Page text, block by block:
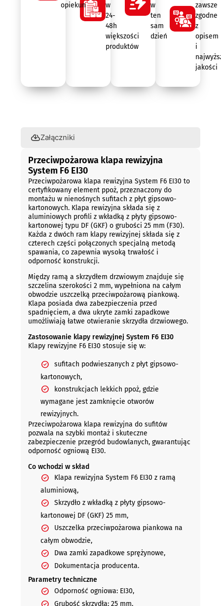
opiekun
w
24-
48h
większości
produktów
w
ten
sam
dzień
zawsze
zgodne
z
opisem
i
jakości
Załączniki
Przeciwpożarowa klapa rewizyjna
System F6 EI30
Przeciwpożarowa klapa rewizyjna System F6 EI30 to
certyfikowany element ppoż, przeznaczony do
montażu w nienośnych sufitach z płyt gipsowo-
kartonowych. Klapa rewizyjna składa się z
aluminiowych profili z wkładką z płyty gipsowo-
kartonowej typu DF (GKF) o grubości 25 mm (F30).
Każda z dwóch ram klapy rewizyjnej składa się z
czterech części połączonych specjalną metodą
spawania, co zapewnia wysoką trwałość i
odporność konstrukcji.
Między ramą a skrzydłem drzwiowym znajduje się
szczelina szerokości 2 mm, wypełniona na całym
obwodzie uszczelką przeciwpożarową piankową.
Klapa posiada dwa zabezpieczenia przed
spadnięciem, a dwa ukryte zamki zapadkowe
umożliwiają łatwe otwieranie skrzydła drzwiowego.
Zastosowanie klapy rewizyjnej System F6 EI30
Klapy rewizyjne F6 EI30 stosuje się w:
sufitach podwieszanych z płyt gipsowo-
kartonowych,
konstrukcjach lekkich ppoż, gdzie
wymagane jest zamknięcie otworów
rewizyjnych.
Przeciwpożarowa klapa rewizyjna do sufitów
pozwala na szybki montaż i skuteczne
zabezpieczenie przegród budowlanych, gwarantując
odporność ogniową EI30.
Co wchodzi w skład
Klapa rewizyjna System F6 EI30 z ramą
aluminiową,
Skrzydło z wkładką z płyty gipsowo-
kartonowej DF (GKF) 25 mm,
Uszczelka przeciwpożarowa piankowa na
całym obwodzie,
Dwa zamki zapadkowe sprężynowe,
Dokumentacja producenta.
Parametry techniczne
Odporność ogniowa: EI30,
Grubość skrzydła: 25 mm,